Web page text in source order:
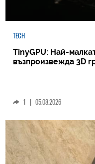
TECH
TinyGPU: Най-
възпроизвежда 3D
1 | 05.08.2026